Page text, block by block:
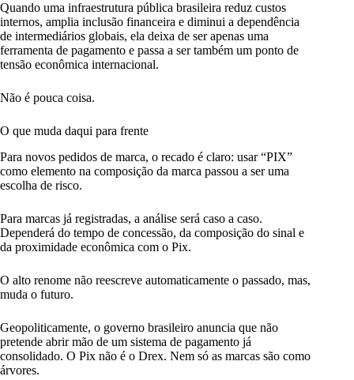
Quando uma infraestrutura pública brasileira reduz custos
internos, amplia inclusão financeira e diminui a dependência
de intermediários globais, ela deixa de ser apenas uma
ferramenta de pagamento e passa a ser também um ponto de
tensão econômica internacional.
Não é pouca coisa.
O que muda daqui para frente
Para novos pedidos de marca, o recado é claro: usar “PIX”
como elemento na composição da marca passou a ser uma
escolha de risco.
Para marcas já registradas, a análise será caso a caso.
Dependerá do tempo de concessão, da composição do sinal e
da proximidade econômica com o Pix.
O alto renome não reescreve automaticamente o passado, mas,
muda o futuro.
Geopoliticamente, o governo brasileiro anuncia que não
pretende abrir mão de um sistema de pagamento já
consolidado. O Pix não é o Drex. Nem só as marcas são como
árvores.